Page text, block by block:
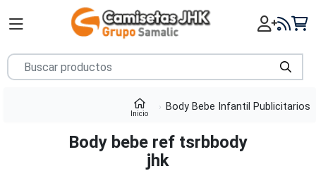
Inicio
Body Bebe Infantil Publicitarios
Body bebe ref tsrbbody
jhk